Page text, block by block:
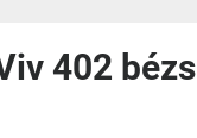
402 bézs